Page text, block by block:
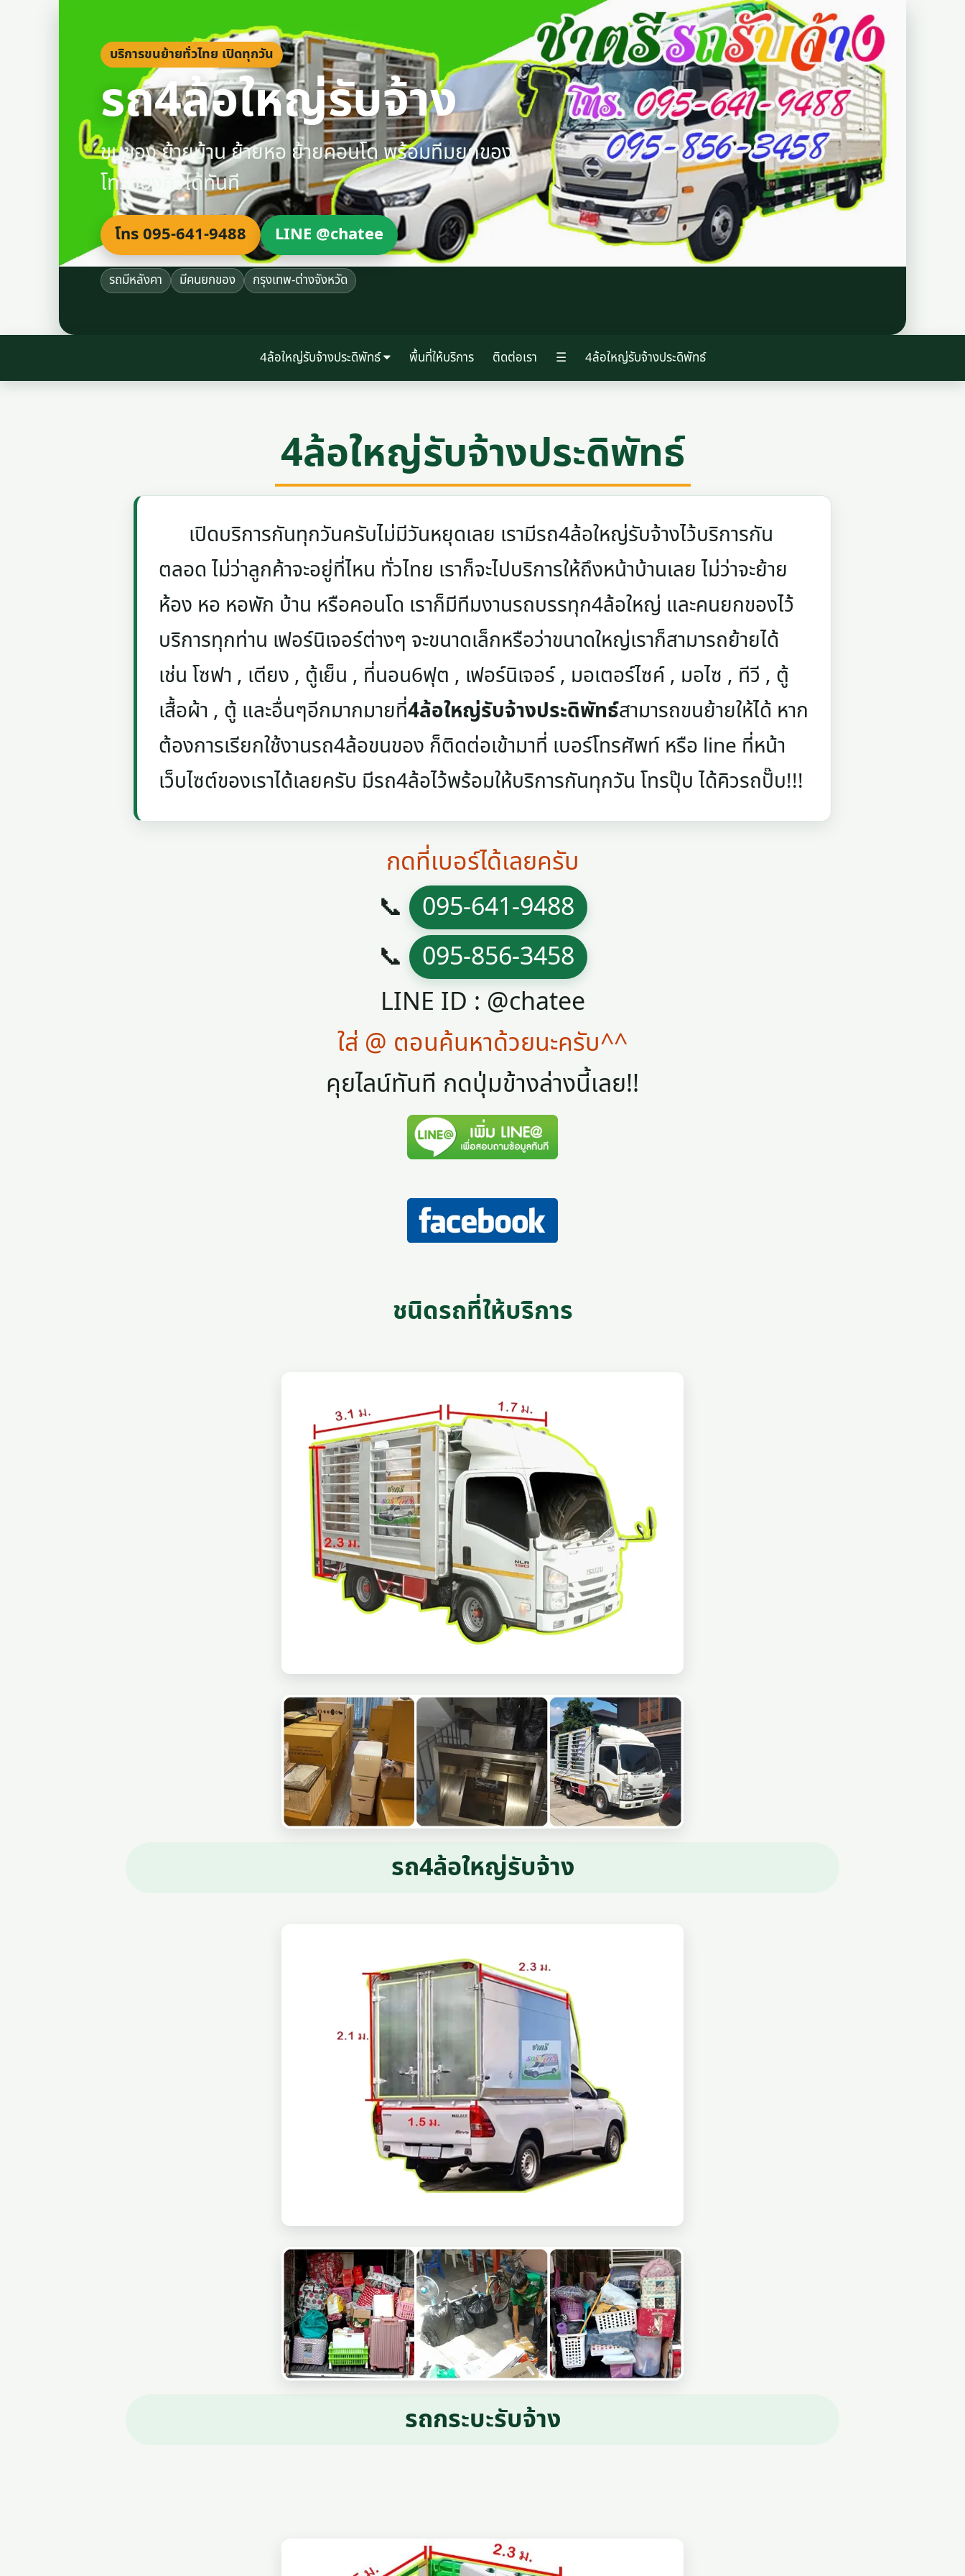
บริการขนย้ายทั่วไทย เปิดทุกวัน
รถ4ล้อใหญ่รับจ้าง
ขนของ ย้ายบ้าน ย้ายหอ ย้ายคอนโด พร้อมทีมยกของ
โทรจองคิวได้ทันที
โทร 095-641-9488 LINE @chatee
รถมีหลังคา มีคนยกของ กรุงเทพ-ต่างจังหวัด
4ล้อใหญ่รับจ้างประดิพัทธ์ พื้นที่ให้บริการ ติดต่อเรา ☰ 4ล้อใหญ่รับจ้างประดิพัทธ์
4ล้อใหญ่รับจ้างประดิพัทธ์
เปิดบริการกันทุกวันครับไม่มีวันหยุดเลย เรามีรถ4ล้อใหญ่รับจ้างไว้บริการกัน
ตลอด ไม่ว่าลูกค้าจะอยู่ที่ไหน ทั่วไทย เราก็จะไปบริการให้ถึงหน้าบ้านเลย ไม่ว่าจะย้าย
ห้อง หอ หอพัก บ้าน หรือคอนโด เราก็มีทีมงานรถบรรทุก4ล้อใหญ่ และคนยกของไว้
บริการทุกท่าน เฟอร์นิเจอร์ต่างๆ จะขนาดเล็กหรือว่าขนาดใหญ่เราก็สามารถย้ายได้
เช่น โซฟา , เตียง , ตู้เย็น , ที่นอน6ฟุต , เฟอร์นิเจอร์ , มอเตอร์ไซค์ , มอไซ , ทีวี , ตู้
เสื้อผ้า , ตู้ และอื่นๆอีกมากมายที่4ล้อใหญ่รับจ้างประดิพัทธ์สามารถขนย้ายให้ได้ หาก
ต้องการเรียกใช้งานรถ4ล้อขนของ ก็ติดต่อเข้ามาที่ เบอร์โทรศัพท์ หรือ line ที่หน้า
เว็บไซต์ของเราได้เลยครับ มีรถ4ล้อไว้พร้อมให้บริการกันทุกวัน โทรปุ๊บ ได้คิวรถปั๊บ!!!
กดที่เบอร์ได้เลยครับ
📞
095-641-9488
📞
095-856-3458
LINE ID : @chatee
ใส่ @ ตอนค้นหาด้วยนะครับ^^
คุยไลน์ทันที กดปุ่มข้างล่างนี้เลย!!
ชนิดรถที่ให้บริการ
รถ4ล้อใหญ่รับจ้าง
รถกระบะรับจ้าง